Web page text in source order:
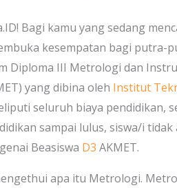
Bagi kamu yang sedang
kesempatan bagi putra-
Diploma III Metrologi dan
yang dibina oleh Institut
seluruh biaya pendidikan,
sampai lulus, siswa/i
Beasiswa D3 AKMET.
apa itu Metrologi.